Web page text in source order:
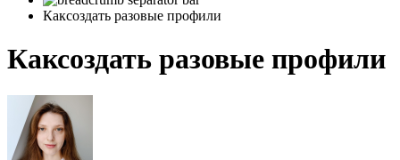
Каксоздать разовые профили
Каксоздать разовые профили